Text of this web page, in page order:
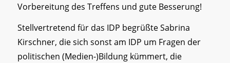
Vorbereitung des Treffens und gute Besserung!
Stellvertretend für das IDP begrüßte Sabrina
Kirschner, die sich sonst am IDP um Fragen der
politischen (Medien-)Bildung kümmert, die